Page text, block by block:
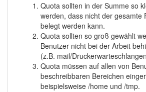
Quota sollten in der Summe so
werden, dass nicht der gesamte
belegt werden kann.
Quota sollten so groß gewählt
Benutzer nicht bei der Arbeit
(z.B. mail/
Quota müssen auf allen von
beschreibbaren Bereichen
beispielsweise /home und /tmp.